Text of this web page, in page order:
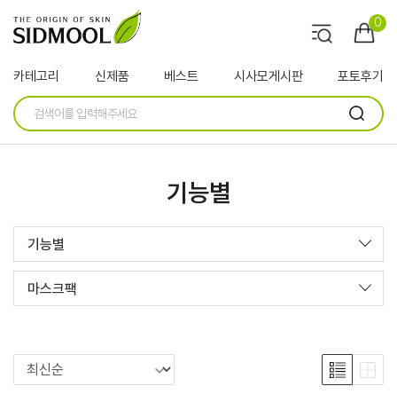
0
카테고리 신제품 베스트 시사모게시판 포토후기
기능별
기능별
마스크팩